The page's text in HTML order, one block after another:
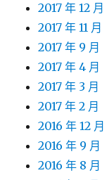
2017 年 12 月
2017 年 11 月
2017 年 9 月
2017 年 4 月
2017 年 3 月
2017 年 2 月
2016 年 12 月
2016 年 9 月
2016 年 8 月